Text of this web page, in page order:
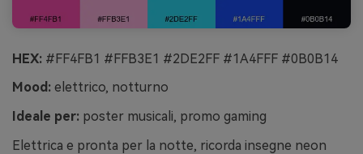
HEX: #FF4FB1 #FFB3E1 #2DE2FF #1A4FFF #0B0B14
Mood: elettrico, notturno
Ideale per: poster musicali, promo gaming
Elettrica e pronta per la notte, ricorda insegne neon